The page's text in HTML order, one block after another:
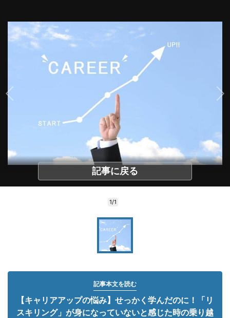
記事に戻る
1/1
記事本文を読む
【キャリアアップの悩み】せっかく学んだのに！「リ
スキリング」が身になっていないと感じた時の乗り越